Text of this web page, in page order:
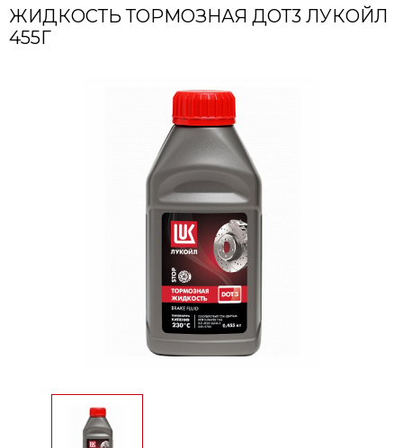
ЖИДКОСТЬ ТОРМОЗНАЯ ДОТ3 ЛУКОЙЛ
455Г